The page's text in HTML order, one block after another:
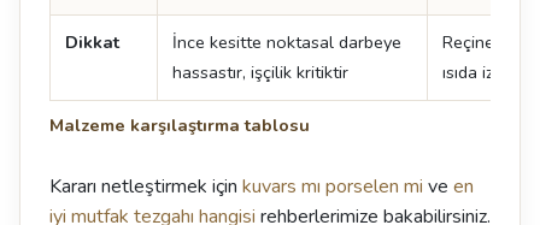
Malzeme karşılaştırma tablosu
Dikkat
İnce kesitte noktasal darbeye
hassastır, işçilik kritiktir
Reçine
ısıda iz
Kararı netleştirmek için kuvars mı porselen mi ve en
iyi mutfak tezgahı hangisi rehberlerimize bakabilirsiniz.